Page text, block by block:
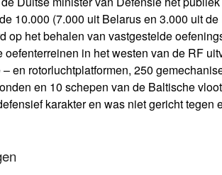
10.000 (7.000 uit Belarus en 3.000 uit
op het behalen van vastgestelde
oefenterreinen in het westen van de RF
en rotorluchtplatformen, 250
en 10 schepen van de Baltische
karakter en was niet gericht tegen